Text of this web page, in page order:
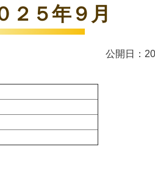
５年９月
公開日：